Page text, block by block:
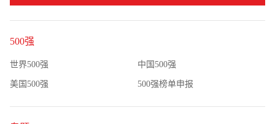
500强
世界500强 中国500强
美国500强 500强榜单申报